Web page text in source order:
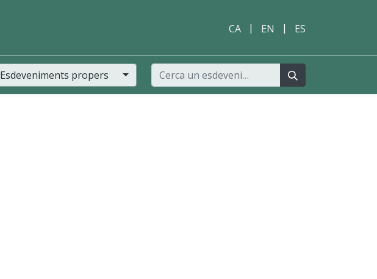
CA | EN | ES
Esdeveniments propers